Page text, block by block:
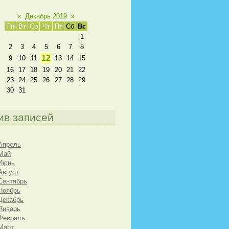
« Декабрь 2019 »
Пн
Вт Ср Чт Пт Сб Вс
1
2
3 4 5 6 7
8
9
10 11 12 13 14
15
16
17 18 19 20 21
22
23
24 25 26 27 28
29
30 31
записей